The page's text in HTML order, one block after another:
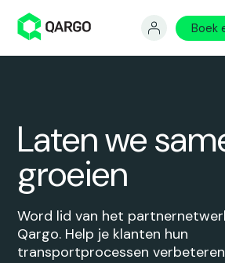
Boek
Laten we
groeien
Word lid van het
Qargo. Help je klanten hun
transportprocessen
0
0
0
0